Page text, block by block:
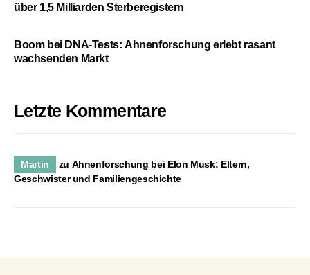
über 1,5 Milliarden Sterberegistern
Boom bei DNA-Tests: Ahnenforschung erlebt rasant
wachsenden Markt
Letzte Kommentare
Martin zu Ahnenforschung bei Elon Musk: Eltern,
Geschwister und Familiengeschichte